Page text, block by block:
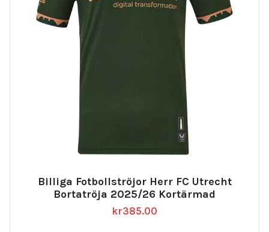
Billiga Fotbollströjor Herr FC Utrecht
Bortatröja 2025/26 Kortärmad
kr385.00